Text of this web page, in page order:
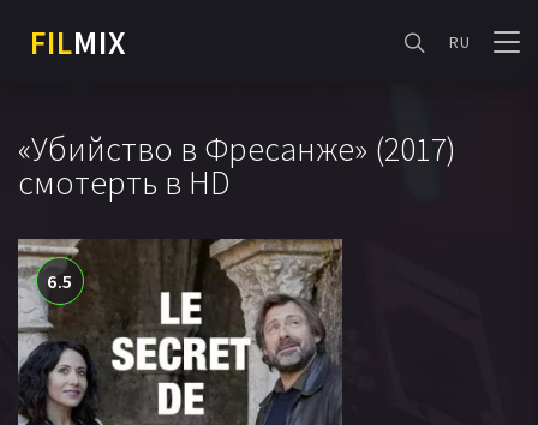
FILMIX RU
«Убийство в Фресанже» (2017)
смотерть в HD
6.5